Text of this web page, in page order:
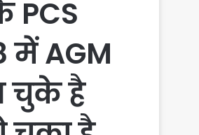
में AGM
चुके है